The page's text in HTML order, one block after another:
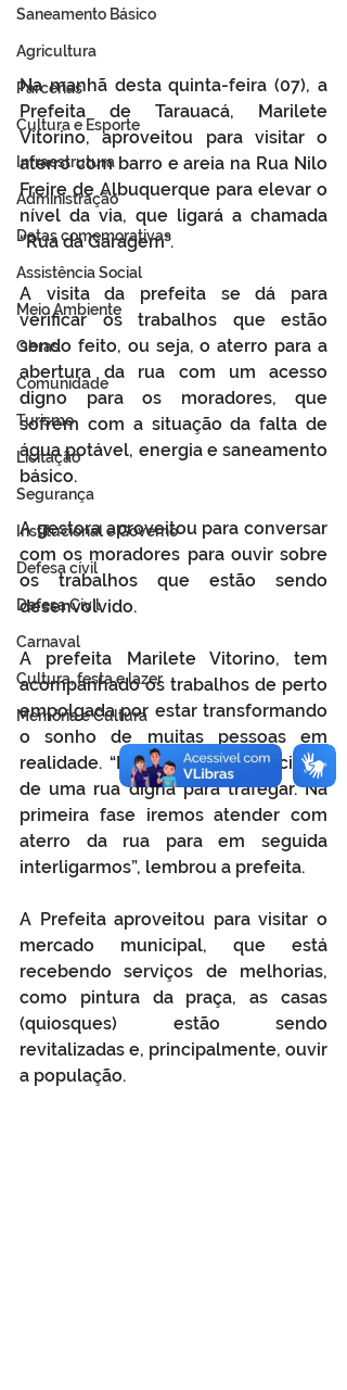
Saneamento Básico
Agricultura
Parcerias
Cultura e Esporte
Infraestrutura
Administração
Datas comemorativas
Assistência Social
Meio Ambiente
Obras
Comunidade
Turismo
Licitação
Segurança
Institucional e Governo
Defesa cívil
Defesa Civil
Carnaval
Cultura, festa e lazer
Memória e Cultura
Na manhã desta quinta-feira (07), a
Prefeita de Tarauacá, Marilete
Vitorino, aproveitou para visitar o
aterro com barro e areia na Rua Nilo
Freire de Albuquerque para elevar o
nível da via, que ligará a chamada
“Rua da Garagem”.
A visita da prefeita se dá para
verificar os trabalhos que estão
sendo feito, ou seja, o aterro para a
abertura da rua com um acesso
digno para os moradores, que
sofrem com a situação da falta de
água potável, energia e saneamento
básico.
A gestora aproveitou para conversar
com os moradores para ouvir sobre
os trabalhos que estão sendo
desenvolvido.
A prefeita Marilete Vitorino, tem
acompanhado os trabalhos de perto
empolgada por estar transformando
o sonho de muitas pessoas em
realidade. “Muitas famílias precisam
de uma rua digna para trafegar. Na
primeira fase iremos atender com
aterro da rua para em seguida
interligarmos”, lembrou a prefeita.
A Prefeita aproveitou para visitar o
mercado municipal, que está
recebendo serviços de melhorias,
como pintura da praça, as casas
(quiosques) estão sendo
revitalizadas e, principalmente, ouvir
a população.